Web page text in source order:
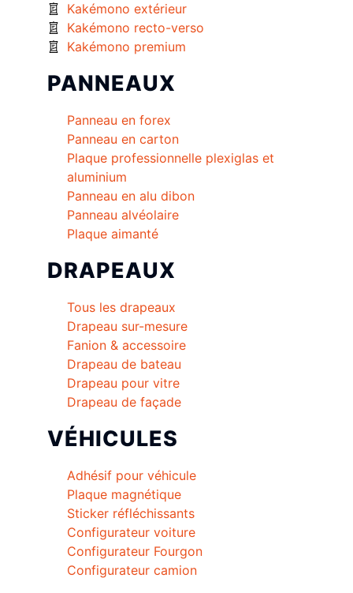
Kakémono extérieur
Kakémono recto-verso
Kakémono premium
PANNEAUX
Panneau en forex
Panneau en carton
Plaque professionnelle plexiglas et
aluminium
Panneau en alu dibon
Panneau alvéolaire
Plaque aimanté
DRAPEAUX
Tous les drapeaux
Drapeau sur-mesure
Fanion & accessoire
Drapeau de bateau
Drapeau pour vitre
Drapeau de façade
VÉHICULES
Adhésif pour véhicule
Plaque magnétique
Sticker réfléchissants
Configurateur voiture
Configurateur Fourgon
Configurateur camion